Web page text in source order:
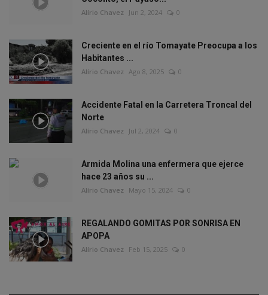
Alírio Chavez Jun 2, 2024 0
Creciente en el río Tomayate Preocupa a los
Habitantes ...
Alírio Chavez Ago 8, 2025 0
Accidente Fatal en la Carretera Troncal del
Norte
Alírio Chavez Jul 2, 2024 0
Armida Molina una enfermera que ejerce
hace 23 años su ...
Alírio Chavez Mayo 15, 2024 0
REGALANDO GOMITAS POR SONRISA EN
APOPA
Alírio Chavez Feb 15, 2025 0